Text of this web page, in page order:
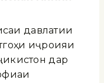
давлатии
иҷроияи
дар